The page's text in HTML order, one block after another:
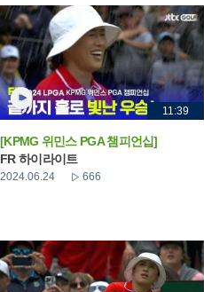
11:39
[KPMG 위민스 PGA 챔피언십]
FR 하이라이트
2024.06.24 666